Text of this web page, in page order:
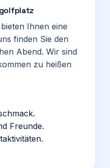
Ihnen eine
finden Sie den
Abend. Wir sind
zu heißen
Freunde.